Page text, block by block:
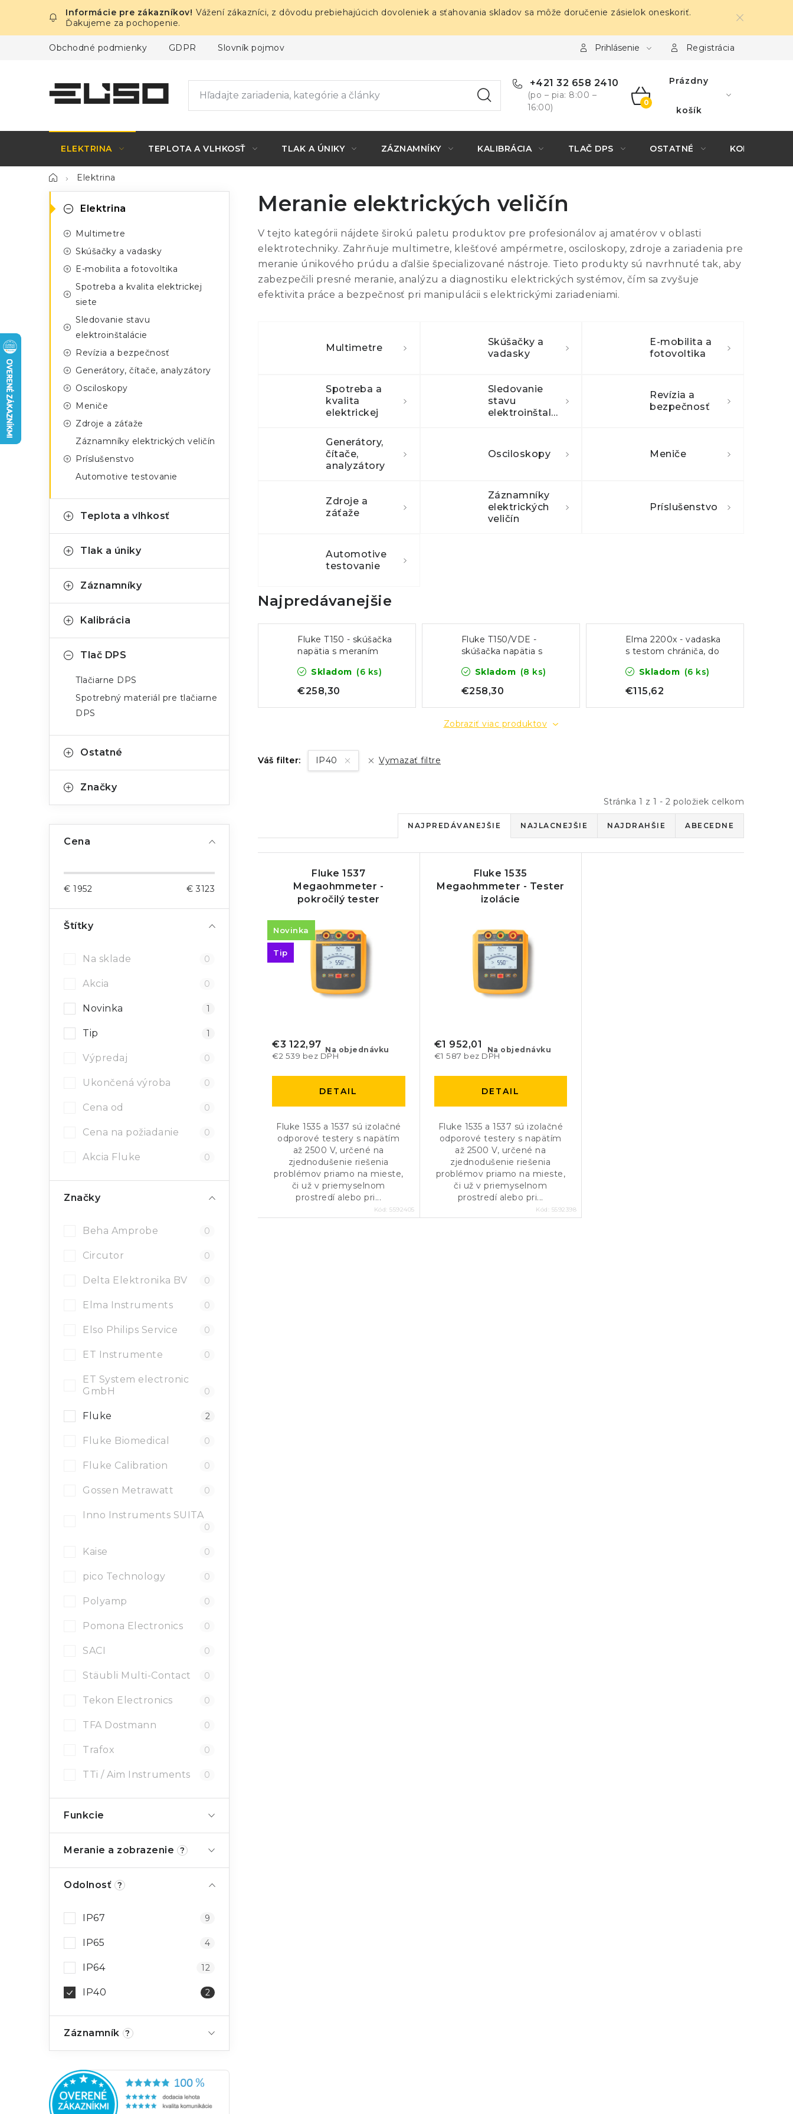
obsah
Vážení zákazníci, z dôvodu prebiehajúcich dovoleniek a sťahovania skladov sa môže doručenie zásielok oneskoriť.
Ďakujeme za pochopenie.
Obchodné podmienky GDPR Slovník pojmov Prihlásenie Registrácia
+421 32 658 2410
(po – pia: 8:00 –
16:00)
NÁKUPNÝ
Prázdny
košík
ELEKTRINA TEPLOTA A VLHKOSŤ TLAK A ÚNIKY ZÁZNAMNÍKY KALIBRÁCIA TLAČ DPS OSTATNÉ KONTAKTY
DomovElektrina
B
kategórie
K
a
Elektrina
Multimetre
Skúšačky a vadasky
E-mobilita a fotovoltika
Spotreba a kvalita elektrickej
siete
Sledovanie stavu
elektroinštalácie
Revízia a bezpečnosť
Generátory, čítače, analyzátory
Osciloskopy
Meniče
Zdroje a záťaže
Záznamníky elektrických veličín
Príslušenstvo
Automotive testovanie
Teplota a vlhkosť
Tlak a úniky
Záznamníky
Kalibrácia
Tlač DPS
Tlačiarne DPS
Spotrebný materiál pre tlačiarne
DPS
Ostatné
Značky
Cena
€ 1952 €3123
Štítky
Na sklade 0
Akcia 0
Novinka 1
Tip 1
Výpredaj 0
Ukončená výroba 0
Cena od 0
Cena na požiadanie 0
Akcia Fluke 0
Značky
Beha Amprobe 0
Circutor 0
Delta Elektronika BV 0
Elma Instruments 0
Elso Philips Service 0
ET Instrumente 0
ET System electronic
GmbH
0
Fluke 2
Fluke Biomedical 0
Fluke Calibration 0
Gossen Metrawatt 0
Inno Instruments SUITA
0
Kaise 0
pico Technology 0
Polyamp 0
Pomona Electronics 0
SACI 0
Stäubli Multi-Contact 0
Tekon Electronics 0
TFA Dostmann 0
Trafox 0
TTi / Aim Instruments 0
Funkcie
Meranie a zobrazenie ?
Odolnosť ?
IP67 9
IP65 4
IP64 12
IP40 2
Záznamník ?
Meranie elektrických veličín
V tejto kategórii nájdete širokú paletu produktov pre profesionálov aj amatérov v oblasti
elektrotechniky. Zahrňuje multimetre, klešťové ampérmetre, osciloskopy, zdroje a zariadenia pre
meranie únikového prúdu a ďalšie špecializované nástroje. Tieto produkty sú navrhnuté tak, aby
zabezpečili presné meranie, analýzu a diagnostiku elektrických systémov, čím sa zvyšuje
efektivita práce a bezpečnosť pri manipulácii s elektrickými zariadeniami.
Multimetre
Skúšačky a
vadasky
E-mobilita a
fotovoltika
Spotreba a
kvalita
elektrickej
Sledovanie
stavu
elektroinštalácie
Revízia a
bezpečnosť
Generátory,
čítače,
analyzátory
Osciloskopy Meniče
Zdroje a
záťaže
Záznamníky
elektrických
veličín
Príslušenstvo
Automotive
testovanie
Najpredávanejšie
Fluke T150 - skúšačka
napätia s meraním
Skladom (6 ks)
€258,30
Fluke T150/VDE -
skúšačka napätia s
(verzia VDE)
Skladom (8 ks)
€258,30
Elma 2200x - vadaska
s testom chrániča, do
Skladom (6 ks)
€115,62
Zobraziť viac produktov
Váš filter: IP40 Vymazať filtre
Stránka 1 z 1 - 2 položiek celkom
R
a
u
o
NAJPREDÁVANEJŠIE NAJLACNEJŠIE NAJDRAHŠIE ABECEDNE
Fluke 1537
Megaohmmeter -
pokročilý tester
Novinka
Tip
Na objednávku
€2 539 bez DPH
€3 122,97
DETAIL
Fluke 1535 a 1537 sú izolačné
odporové testery s napätím
až 2500 V, určené na
zjednodušenie riešenia
problémov priamo na mieste,
či už v priemyselnom
prostredí alebo pri...
Kód:5592405
Fluke 1535
Megaohmmeter - Tester
izolácie
Na objednávku
€1 587 bez DPH
€1 952,01
DETAIL
Fluke 1535 a 1537 sú izolačné
odporové testery s napätím
až 2500 V, určené na
zjednodušenie riešenia
problémov priamo na mieste,
či už v priemyselnom
prostredí alebo pri...
Kód: 5592398